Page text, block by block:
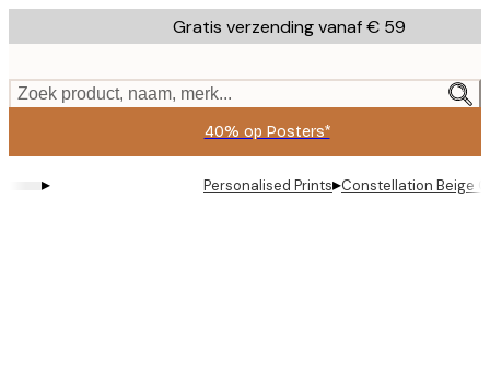
to
content.
Gratis verzending vanaf € 59
Zoek product, naam, merk...
40% op Posters*
▸ Personalised Prints▸Constellation Beige